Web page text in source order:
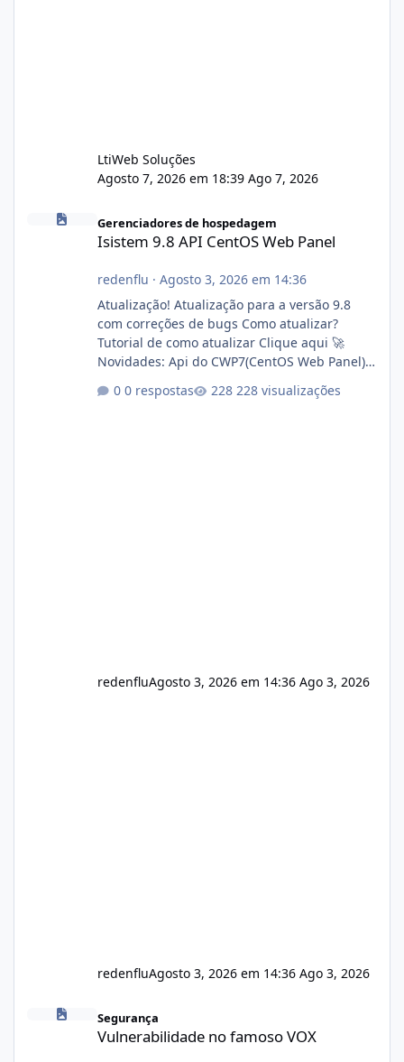
LtiWeb Soluções
Agosto 7, 2026 em 18:39 Ago 7, 2026
Isistem 9.8 API CentOS Web Panel
Gerenciadores de hospedagem
Isistem 9.8 API CentOS Web Panel
redenflu · Agosto 3, 2026 em 14:36
Atualização! Atualização para a versão 9.8
com correções de bugs Como atualizar?
Tutorial de como atualizar Clique aqui 🚀
Novidades: Api do CWP7(CentOS Web Panel)
autorizado a usasr o isistem:
0 respostas 228 visualizações
redenfluAgosto 3, 2026 em 14:36 Ago 3, 2026
redenfluAgosto 3, 2026 em 14:36 Ago 3, 2026
Vulnerabilidade no famoso VOX
Segurança
Vulnerabilidade no famoso VOX